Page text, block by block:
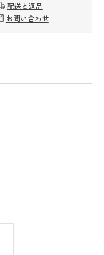
配送と返品
お問い合わせ